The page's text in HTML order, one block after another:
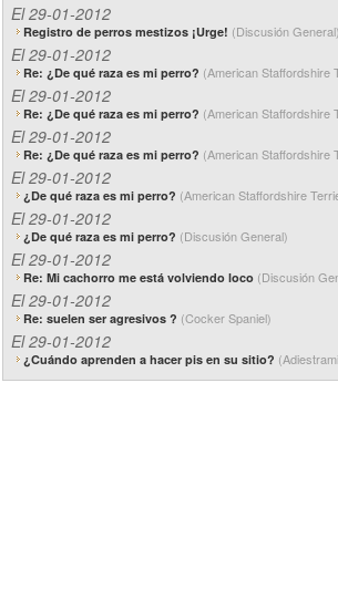
El 29-01-2012
Registro de perros mestizos ¡Urge! (Discusión General)
El 29-01-2012
Re: ¿De qué raza es mi perro? (American Staffordshire
El 29-01-2012
Re: ¿De qué raza es mi perro? (American Staffordshire
El 29-01-2012
Re: ¿De qué raza es mi perro? (American Staffordshire
El 29-01-2012
¿De qué raza es mi perro? (American Staffordshire
El 29-01-2012
¿De qué raza es mi perro? (Discusión General)
El 29-01-2012
Re: Mi cachorro me está volviendo loco (Discusión
El 29-01-2012
Re: suelen ser agresivos ? (Cocker Spaniel)
El 29-01-2012
¿Cuándo aprenden a hacer pis en su sitio?